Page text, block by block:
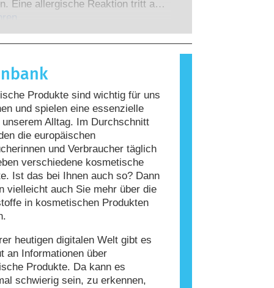
denen die Unternehmen
sind, decken alle
des Hormonsystems.
Eine allergische Reaktion tritt auf,
einer Person auf
Ein Stoff, der eine allergische
wird als Allergen
Kosmetika und
die bei manchen Menschen eine
können. Das bedeutet jedoch
das Produkt für andere Personen
ist.
Produkte sind wichtig für uns
und spielen eine essenzielle
unserem Alltag. Im Durchschnitt
die europäischen
und Verbraucher täglich
verschiedene kosmetische
Ist das bei Ihnen auch so? Dann
vielleicht auch Sie mehr über die
in kosmetischen Produkten
heutigen digitalen Welt gibt es
an Informationen über
Produkte. Da kann es
schwierig sein, zu erkennen,